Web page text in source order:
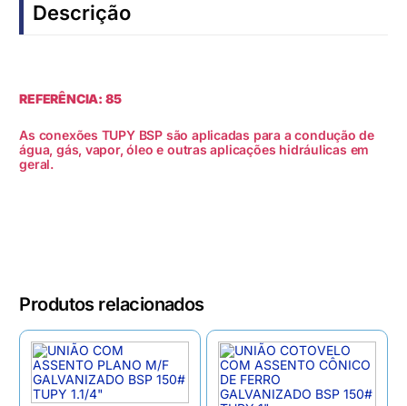
Descrição
REFERÊNCIA: 85
As conexões TUPY BSP são aplicadas para a condução de
água, gás, vapor, óleo e outras aplicações hidráulicas em
geral.
Produtos relacionados